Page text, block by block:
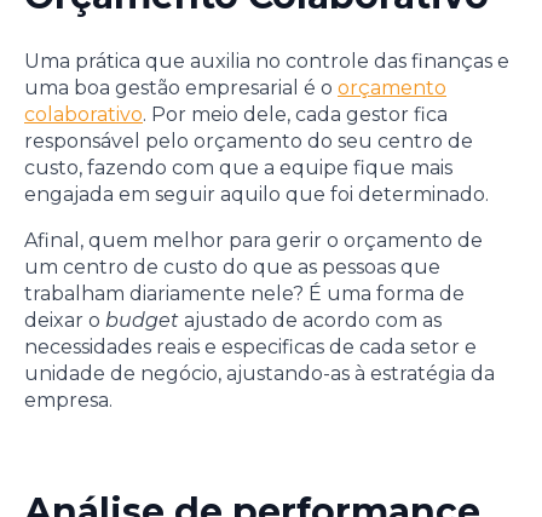
Uma prática que auxilia no controle das finanças e
uma boa gestão empresarial é o orçamento
colaborativo. Por meio dele, cada gestor fica
responsável pelo orçamento do seu centro de
custo, fazendo com que a equipe fique mais
engajada em seguir aquilo que foi determinado.
Afinal, quem melhor para gerir o orçamento de
um centro de custo do que as pessoas que
trabalham diariamente nele? É uma forma de
deixar o budget ajustado de acordo com as
necessidades reais e especificas de cada setor e
unidade de negócio, ajustando-as à estratégia da
empresa.